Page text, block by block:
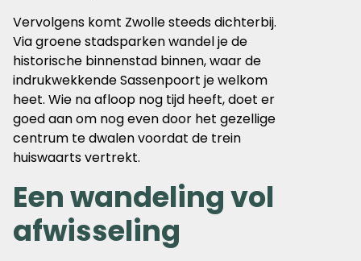
Vervolgens komt Zwolle steeds dichterbij.
Via groene stadsparken wandel je de
historische binnenstad binnen, waar de
indrukwekkende Sassenpoort je welkom
heet. Wie na afloop nog tijd heeft, doet er
goed aan om nog even door het gezellige
centrum te dwalen voordat de trein
huiswaarts vertrekt.
Een wandeling vol
afwisseling